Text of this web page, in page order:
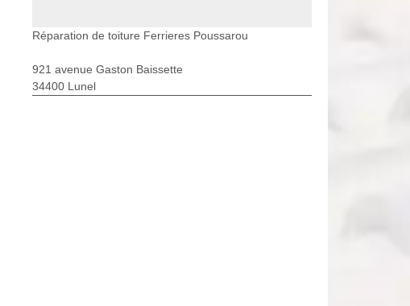
Réparation de toiture Ferrieres Poussarou
921 avenue Gaston Baissette
34400 Lunel